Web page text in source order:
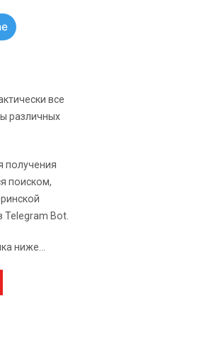
все
различных
получения
поиском,
Telegram Bot.
ниже...